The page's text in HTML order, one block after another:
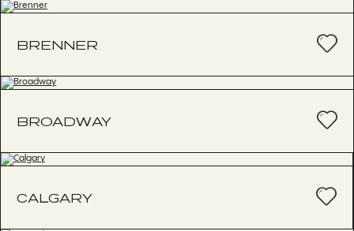
BRENNER
BROADWAY
CALGARY